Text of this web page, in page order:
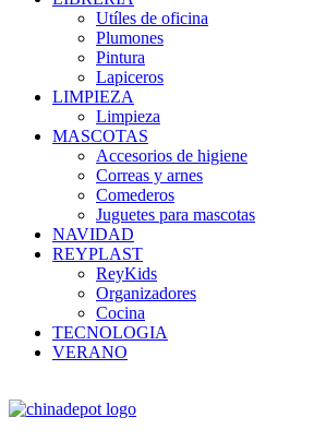
Utíles de oficina
Plumones
Pintura
Lapiceros
LIMPIEZA
Limpieza
MASCOTAS
Accesorios de higiene
Correas y arnes
Comederos
Juguetes para mascotas
NAVIDAD
REYPLAST
ReyKids
Organizadores
Cocina
TECNOLOGIA
VERANO